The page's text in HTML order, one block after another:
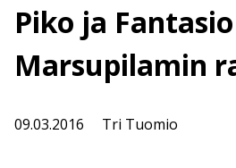
Piko ja
Marsupilamin
09.03.2016 Tri Tuomio